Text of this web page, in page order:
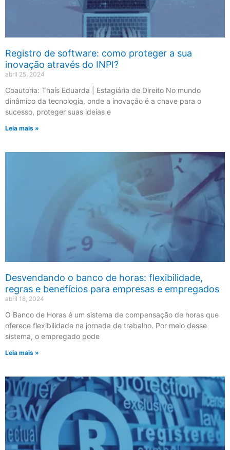
Registro de software: como proteger a sua
inovação através do INPI?
abril 25, 2024
Coautoria: Thaís Eduarda | Estagiária de Direito No mundo
dinâmico da tecnologia, onde a inovação é a chave para o
sucesso, proteger suas ideias e
Leia mais »
Desvendando o banco de horas: flexibilidade,
regras e benefícios para empresas e empregados
abril 18, 2024
O Banco de Horas é um sistema de compensação de horas que
oferece flexibilidade na jornada de trabalho. Por meio desse
sistema, o empregado pode
Leia mais »